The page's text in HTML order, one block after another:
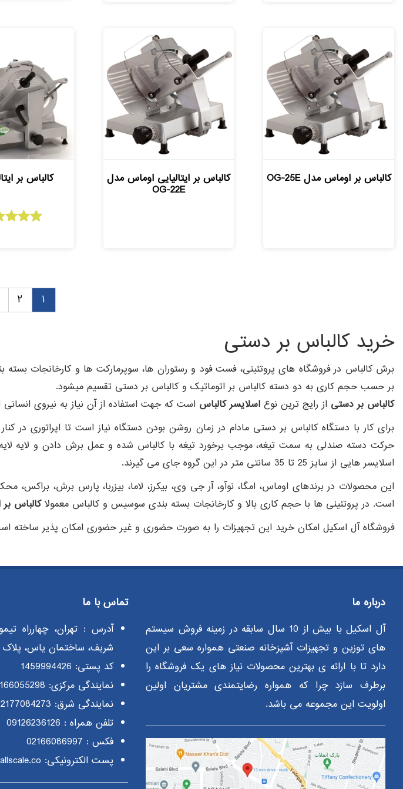
کالباس بر اوماس مدل OG-25E کالباس بر ایتالیایی اوماس مدل
OG-22E
کالباس بر
۱ ۲
خرید کالباس بر دستی
برش کالباس در فروشگاه های پروتئینی، فست فود و رستوران ها، سوپرمارکت ها و کارخانجات
بر حسب حجم کاری به دو دسته کالباس بر اتوماتیک و کالباس بر دستی تقسیم میشود.
کالباس بر دستی از رایج ترین نوع اسلایسر کالباس است که جهت استفاده از آن نیاز به نیروی
برای کار با دستگاه کالباس بر دستی مادام در زمان روشن بودن دستگاه نیاز است تا اپراتوری در
حرکت دسته صندلی به سمت تیغه، موجب برخورد تیغه با کالباس شده و عمل برش دادن و لایه
اسلایسر هایی از سایز 25 تا 35 سانتی متر در این گروه جای می گیرند.
این محصولات در برندهای اوماس، امگا، نوآو، آر جی وی، بیکرز، لاما، بیزربا، پارس برش،
است. در پروتئینی ها با حجم کاری بالا و کارخانجات بسته بندی سوسیس و کالباس معمولاکالباس
فروشگاه آل اسکیل امکان خرید این تجهیزات را به صورت حضوری و غیر حضوری امکان پذیر ساخته
درباره ما
آل اسکیل با بیش از 10 سال سابقه در زمینه فروش سیستم
های توزین و تجهیزات آشپزخانه صنعتی همواره سعی بر این
دارد تا با ارائه ی بهترین محصولات نیاز های یک فروشگاه را
برطرف سازد چرا که همواره رضایتمندی مشتریان اولین
اولویت این مجموعه می باشد.
تماس با ما
آدرس : تهران، چهارراه
شریف، ساختمان یاس، پلاک 116، طبقه 3، واحد 10
کد پستی: 1459994426
نمایندگی مرکزی:
نمایندگی شرق:
تلفن همراه : 09126236126
فکس : 02166086997
پست الکترونیکی: info@allscale.co